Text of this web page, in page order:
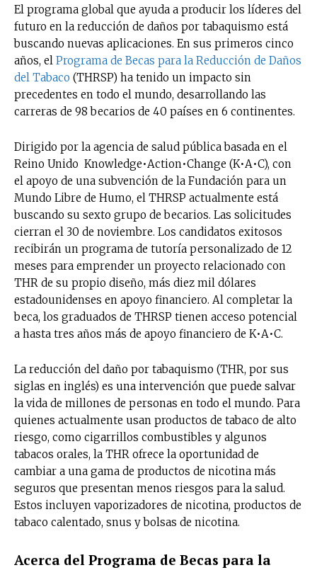
El programa global que ayuda a producir los líderes del
futuro en la reducción de daños por tabaquismo está
buscando nuevas aplicaciones. En sus primeros cinco
años, el Programa de Becas para la Reducción de Daños
del Tabaco (THRSP) ha tenido un impacto sin
precedentes en todo el mundo, desarrollando las
carreras de 98 becarios de 40 países en 6 continentes.
Dirigido por la agencia de salud pública basada en el
Reino Unido Knowledge•Action•Change (K•A•C), con
el apoyo de una subvención de la Fundación para un
Mundo Libre de Humo, el THRSP actualmente está
buscando su sexto grupo de becarios. Las solicitudes
cierran el 30 de noviembre. Los candidatos exitosos
recibirán un programa de tutoría personalizado de 12
meses para emprender un proyecto relacionado con
THR de su propio diseño, más diez mil dólares
estadounidenses en apoyo financiero. Al completar la
beca, los graduados de THRSP tienen acceso potencial
a hasta tres años más de apoyo financiero de K•A•C.
La reducción del daño por tabaquismo (THR, por sus
siglas en inglés) es una intervención que puede salvar
la vida de millones de personas en todo el mundo. Para
quienes actualmente usan productos de tabaco de alto
riesgo, como cigarrillos combustibles y algunos
tabacos orales, la THR ofrece la oportunidad de
cambiar a una gama de productos de nicotina más
seguros que presentan menos riesgos para la salud.
Estos incluyen vaporizadores de nicotina, productos de
tabaco calentado, snus y bolsas de nicotina.
Acerca del Programa de Becas para la